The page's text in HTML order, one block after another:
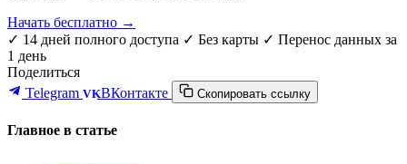
Начать бесплатно →
✓ 14 дней полного доступа ✓ Без карты ✓ Перенос данных за
1 день
Поделиться
Telegram VKВКонтакте Скопировать ссылку
Главное в статье